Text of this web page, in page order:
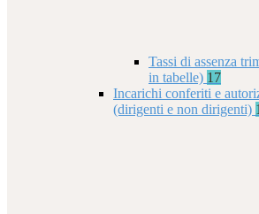
Tassi di assenza
in tabelle) 17
Incarichi conferiti e
(dirigenti e non dirigenti)